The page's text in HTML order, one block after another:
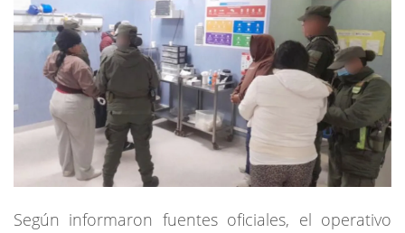
Según informaron fuentes oficiales, el operativo